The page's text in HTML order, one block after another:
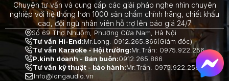
Chuyên tư vấn và cung cấp các giải pháp nghe nhìn chuyên
nghiệp với hệ thống hơn 1000 sản phẩm chính hãng, chiết khấu
cao, đội ngũ nhân viên hỗ trợ lên báo giá 24/7
Số 69 Thợ Nhuộm, Phường Cửa Nam, Hà Nội
Tư vấn Hi-End:Mr.Long: 0912.265.866(Giám đốc)
Tư vấn Karaoke - Hội trường:Mr.Trần: 0975.922.256
P.kinh doanh - Bán buôn:0912.265.866
Tư vấn kỹ thuật - bảo hành:Mr.Trần: 0975.922.256
Info@longaudio.vn